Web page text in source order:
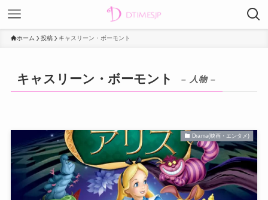
ホーム 投稿 キャスリーン・ボーモント
キャスリーン・ボーモント – 人物 –
Drama(映画・エンタメ)